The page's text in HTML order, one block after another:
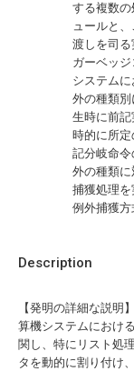
Description
【発明の詳細な説明
算機システムにおけ
関し、特にリスト処
タを動的に割り付け
する複数の
ュールと
渡しを司
ガーベッ
システム
外の種類
生時に前
時的に所
記分岐命令
外の種類
捕獲処理
例外捕獲方